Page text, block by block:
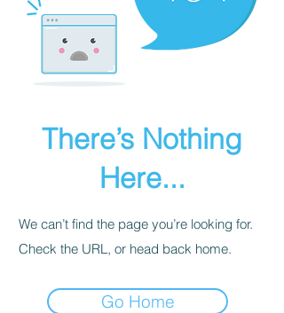
There’s Nothing
Here...
We can’t find the page you’re looking for.
Check the URL, or head back home.
Go Home